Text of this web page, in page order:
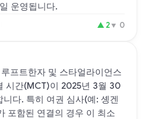
운영됩니다.
▲ 2▼ 0
프트한자 및 스타얼라이언스
시간(MCT)이 2025년 3월 30
다. 특히 여권 심사(예: 솅겐
포함된 연결의 경우 이 최소